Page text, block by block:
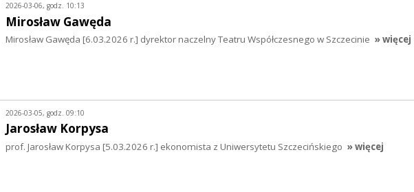
2026-03-06, godz. 10:13
Mirosław Gawęda
Mirosław Gawęda [6.03.2026 r.] dyrektor naczelny Teatru Współczesnego w Szczecinie » więcej
2026-03-05, godz. 09:10
Jarosław Korpysa
prof. Jarosław Korpysa [5.03.2026 r.] ekonomista z Uniwersytetu Szczecińskiego » więcej